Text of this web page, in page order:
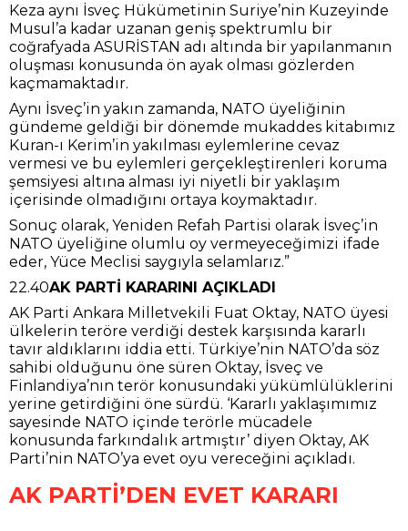
Keza aynı İsveç Hükümetinin Suriye’nin Kuzeyinde
Musul’a kadar uzanan geniş spektrumlu bir
coğrafyada ASURİSTAN adı altında bir yapılanmanın
oluşması konusunda ön ayak olması gözlerden
kaçmamaktadır.
Aynı İsveç’in yakın zamanda, NATO üyeliğinin
gündeme geldiği bir dönemde mukaddes kitabımız
Kuran-ı Kerim’in yakılması eylemlerine cevaz
vermesi ve bu eylemleri gerçekleştirenleri koruma
şemsiyesi altına alması iyi niyetli bir yaklaşım
içerisinde olmadığını ortaya koymaktadır.
Sonuç olarak, Yeniden Refah Partisi olarak İsveç’in
NATO üyeliğine olumlu oy vermeyeceğimizi ifade
eder, Yüce Meclisi saygıyla selamlarız.”
22.40AK PARTİ KARARINI AÇIKLADI
AK Parti Ankara Milletvekili Fuat Oktay, NATO üyesi
ülkelerin teröre verdiği destek karşısında kararlı
tavır aldıklarını iddia etti. Türkiye’nin NATO’da söz
sahibi olduğunu öne süren Oktay, İsveç ve
Finlandiya’nın terör konusundaki yükümlülüklerini
yerine getirdiğini öne sürdü. ‘Kararlı yaklaşımımız
sayesinde NATO içinde terörle mücadele
konusunda farkındalık artmıştır’ diyen Oktay, AK
Parti’nin NATO’ya evet oyu vereceğini açıkladı.
AK PARTİ’DEN EVET KARARI